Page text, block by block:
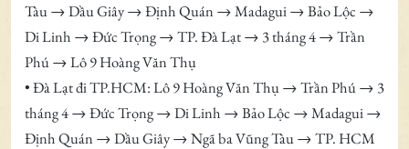
Tàu → Dầu Giây → Định Quán → Madagui → Bảo Lộc →
Di Linh → Đức Trọng → TP. Đà Lạt → 3 tháng 4 → Trần
Phú → Lô 9 Hoàng Văn Thụ
• Đà Lạt đi TP.HCM: Lô 9 Hoàng Văn Thụ → Trần Phú → 3
tháng 4 → Đức Trọng → Di Linh → Bảo Lộc → Madagui →
Định Quán → Dầu Giây → Ngã ba Vũng Tàu → TP. HCM